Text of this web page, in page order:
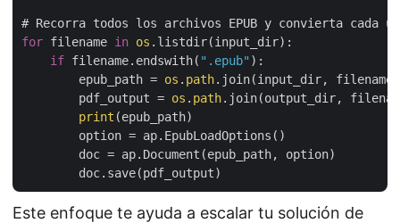
for filename in os .listdir(input_dir):
if filename.endswith( ".epub" ):
        epub_path =
os . path.join(input_dir, filename)
        pdf_output =
os . path.join(output_dir,
print (epub_path)
        option = ap.EpubLoadOptions()
        doc = ap.Document(epub_path, option)
Este enfoque te ayuda a escalar tu solución de